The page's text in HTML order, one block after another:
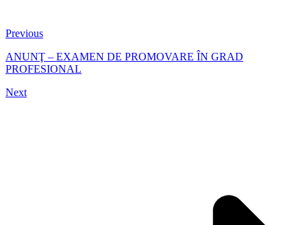
Previous
ANUNŢ – EXAMEN DE PROMOVARE ÎN GRAD
PROFESIONAL
Next